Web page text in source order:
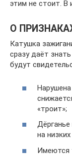
этим не стоит. В
О
Катушка
сразу даёт
будут
«троит»;
на
Имеются